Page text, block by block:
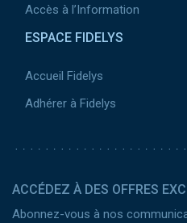
Accès à l’Information
ESPACE FIDELYS
Accueil Fidelys
Adhérer à Fidelys
ACCÉDEZ À DES OFFRES
Abonnez-vous à nos